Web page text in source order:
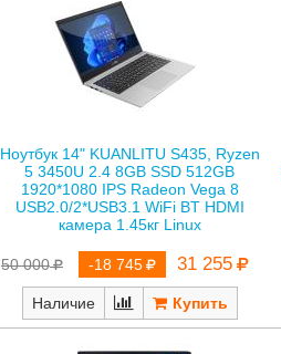
Ноутбук 14" KUANLITU S435, Ryzen
5 3450U 2.4 8GB SSD 512GB
1920*1080 IPS Radeon Vega 8
USB2.0/2*USB3.1 WiFi BT HDMI
камера 1.45кг Linux
50 000 -18 745 31 255
Наличие